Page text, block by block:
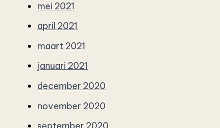
mei 2021
april 2021
maart 2021
januari 2021
december 2020
november 2020